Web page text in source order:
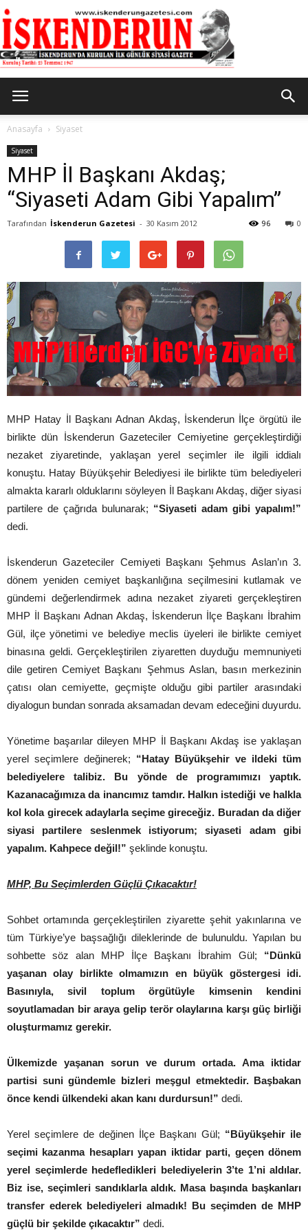
Gazetesi
Anasayfa Siyaset
Siyaset
MHP İl Başkanı Akdaş;
“Siyaseti Adam Gibi Yapalım”
Tarafından İskenderun Gazetesi - 30 Kasım 2012 0
96
MHP Hatay İl Başkanı Adnan Akdaş, İskenderun İlçe örgütü ile
birlikte dün İskenderun Gazeteciler Cemiyetine gerçekleştirdiği
nezaket ziyaretinde, yaklaşan yerel seçimler ile ilgili iddialı
konuştu. Hatay Büyükşehir Belediyesi ile birlikte tüm belediyeleri
almakta kararlı olduklarını söyleyen İl Başkanı Akdaş, diğer siyasi
partilere de çağrıda bulunarak; “Siyaseti adam gibi yapalım!”
dedi.
İskenderun Gazeteciler Cemiyeti Başkanı Şehmus Aslan’ın 3.
dönem yeniden cemiyet başkanlığına seçilmesini kutlamak ve
gündemi değerlendirmek adına nezaket ziyareti gerçekleştiren
MHP İl Başkanı Adnan Akdaş, İskenderun İlçe Başkanı İbrahim
Gül, ilçe yönetimi ve belediye meclis üyeleri ile birlikte cemiyet
binasına geldi. Gerçekleştirilen ziyaretten duyduğu memnuniyeti
dile getiren Cemiyet Başkanı Şehmus Aslan, basın merkezinin
çatısı olan cemiyette, geçmişte olduğu gibi partiler arasındaki
diyalogun bundan sonrada aksamadan devam edeceğini duyurdu.
Yönetime başarılar dileyen MHP İl Başkanı Akdaş ise yaklaşan
yerel seçimlere değinerek; “Hatay Büyükşehir ve ildeki tüm
belediyelere talibiz. Bu yönde de programımızı yaptık.
Kazanacağımıza da inancımız tamdır. Halkın istediği ve halkla
kol kola girecek adaylarla seçime gireceğiz. Buradan da diğer
siyasi partilere seslenmek istiyorum; siyaseti adam gibi
yapalım. Kahpece değil!” şeklinde konuştu.
MHP, Bu Seçimlerden Güçlü Çıkacaktır!
Sohbet ortamında gerçekleştirilen ziyarette şehit yakınlarına ve
tüm Türkiye’ye başsağlığı dileklerinde de bulunuldu. Yapılan bu
sohbette söz alan MHP İlçe Başkanı İbrahim Gül; “Dünkü
yaşanan olay birlikte olmamızın en büyük göstergesi idi.
Basınıyla, sivil toplum örgütüyle kimsenin kendini
soyutlamadan bir araya gelip terör olaylarına karşı güç birliği
oluşturmamız gerekir.
Ülkemizde yaşanan sorun ve durum ortada. Ama iktidar
partisi suni gündemle bizleri meşgul etmektedir. Başbakan
önce kendi ülkendeki akan kanı durdursun!” dedi.
Yerel seçimlere de değinen İlçe Başkanı Gül; “Büyükşehir ile
seçimi kazanma hesapları yapan iktidar parti, geçen dönem
yerel seçimlerde hedefledikleri belediyelerin 3’te 1’ni aldılar.
Biz ise, seçimleri sandıklarla aldık. Masa başında başkanları
transfer ederek belediyeleri almadık! Bu seçimden de MHP
güçlü bir şekilde çıkacaktır” dedi.